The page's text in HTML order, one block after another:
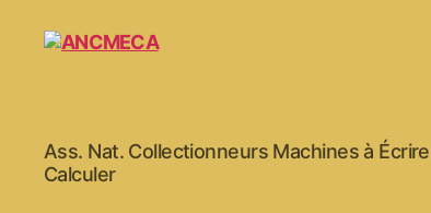
ANCMECA
Ass. Nat. Collectionneurs Machines à
Calculer